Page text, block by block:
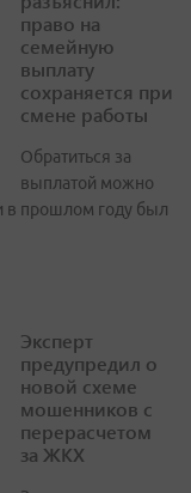
право на
семейную
выплату
сохраняется при
смене работы
Обратиться за
выплатой можно
в прошлом году был
Эксперт
предупредил о
новой схеме
мошенников с
перерасчетом
за ЖКХ